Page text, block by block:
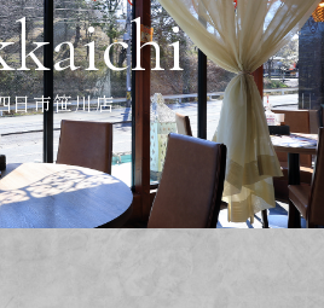
日市笹川店